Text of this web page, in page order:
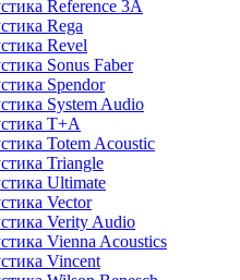
Reference 3A
Rega
Revel
Sonus Faber
Spendor
System Audio
T+A
Totem Acoustic
Triangle
Ultimate
Vector
Verity Audio
Vienna Acoustics
Vincent